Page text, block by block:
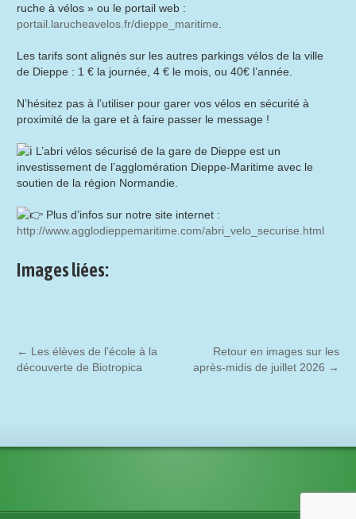
ruche à vélos » ou le portail web :
portail.larucheavelos.fr/dieppe_maritime
Les tarifs sont alignés sur les autres parkings vélos de la ville
de Dieppe : 1 € la journée, 4 € le mois, ou 40€ l’année.
N’hésitez pas à l’utiliser pour garer vos vélos en sécurité à
proximité de la gare et à faire passer le message !
L’abri vélos sécurisé de la gare de Dieppe est un
investissement de l’agglomération Dieppe-Maritime avec le
soutien de la région Normandie.
Plus d’infos sur notre site internet :
http://www.agglodieppemaritime.com/abri_velo_securise.html
Images liées:
← Les élèves de l’école à la
découverte de Biotropica
Retour en images sur les
après-midis de juillet 2026 →